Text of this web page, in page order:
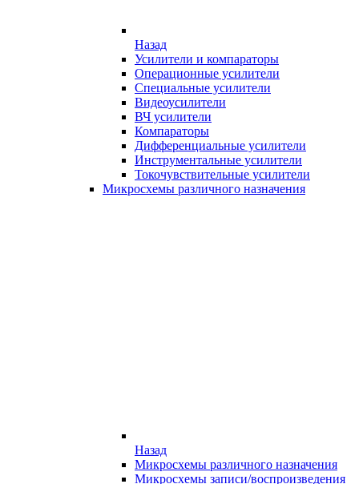
Назад
Усилители и компараторы
Операционные усилители
Специальные усилители
Видеоусилители
ВЧ усилители
Компараторы
Дифференциальные усилители
Инструментальные усилители
Токочувствительные усилители
Микросхемы различного назначения
Назад
Микросхемы различного назначения
Микросхемы записи/воспроизведения